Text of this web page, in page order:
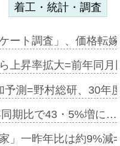
着工・統計・調査
ート調査」、価格転
上昇率拡大=前年同
予測=野村総研、30年
期比で43・5%増に…
」一昨年比は約9%